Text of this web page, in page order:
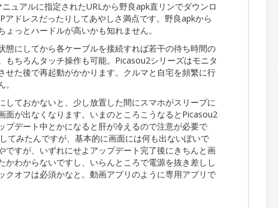
ュアルに指定されたURLから野良apk直リンでダウンロ
ドレスだったりしてあやしさ満点です。野良apkから
っとハードルが高いかも知れません。
態にしてから各ケーブルを接続すれば若干の待ち時間の
もちろんタッチ操作も可能。Picasou2シリーズはモニタ
た後で再起動がかかります。クルマと自宅を頻繁に行
しておかないと、少し放置した間にスマホがスリープに
面が出なくなります。いまのところこうなるとPicasou2
デート中とかになると肝が冷えるので注意が必要で
てみたんですが、基本的に画面には何も出ないぽいで
すが、いずれにせよアップデート完了後にきちんと画
わからないですし、いらんところで電源を抜き差しし
クオフは必須かなと。動画アプリのように専用アプリで